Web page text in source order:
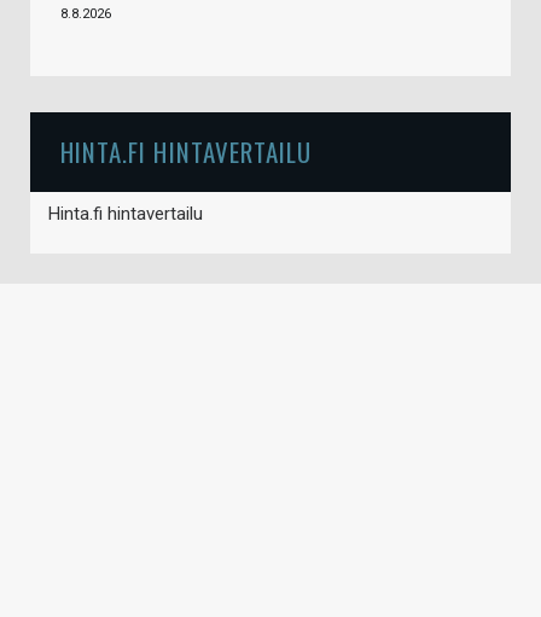
8.8.2026
HINTA.FI HINTAVERTAILU
Hinta.fi hintavertailu